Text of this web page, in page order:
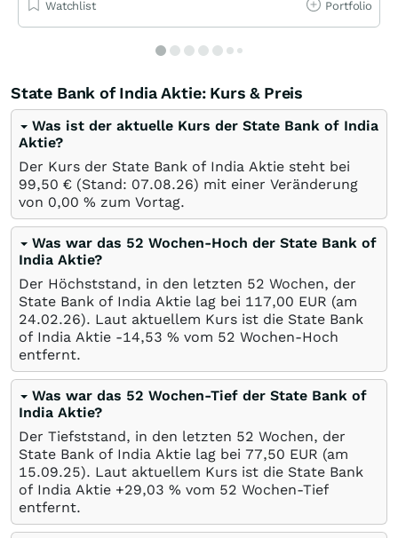
Watchlist Portfolio
State Bank of India Aktie: Kurs & Preis
Was ist der aktuelle Kurs der State Bank of India
Aktie?
Der Kurs der State Bank of India Aktie steht bei
99,50 € (Stand: 07.08.26) mit einer Veränderung
von 0,00 % zum Vortag.
Was war das 52 Wochen-Hoch der State Bank of
India Aktie?
Der Höchststand, in den letzten 52 Wochen, der
State Bank of India Aktie lag bei 117,00 EUR (am
24.02.26). Laut aktuellem Kurs ist die State Bank
of India Aktie -14,53 % vom 52 Wochen-Hoch
entfernt.
Was war das 52 Wochen-Tief der State Bank of
India Aktie?
Der Tiefststand, in den letzten 52 Wochen, der
State Bank of India Aktie lag bei 77,50 EUR (am
15.09.25). Laut aktuellem Kurs ist die State Bank
of India Aktie +29,03 % vom 52 Wochen-Tief
entfernt.